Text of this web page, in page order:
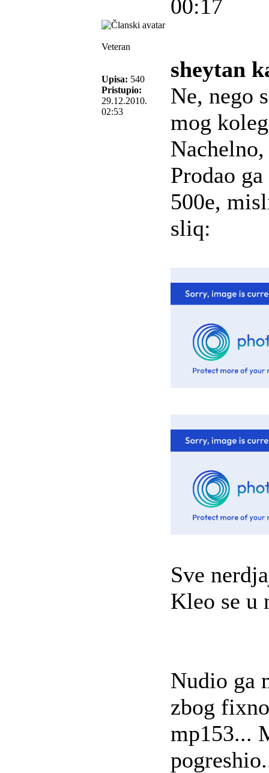
00:17
Veteran
Upisa: 540
Pristupio:
29.12.2010.
02:53
sheytan
Ne, nego
mog
Prodao
500e,
sliq:
Sve
Kleo se u
Nudio ga
zbog
mp153...